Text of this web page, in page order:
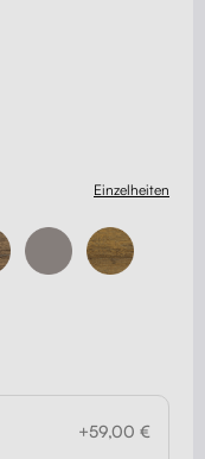
Einzelheiten
+59,00 €